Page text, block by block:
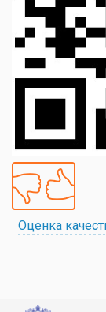
Оценка